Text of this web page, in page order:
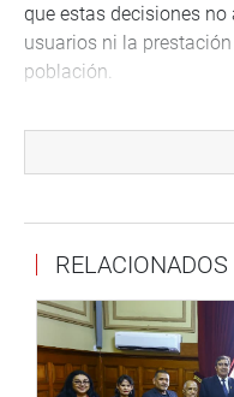
que estas decisiones
usuarios ni la
población.
fecha y hora de
comunicadas
Equidad remunerativa
Con 15 votos a favor, la
Contraloría aprobó -por
en el Proyecto de Ley
congresista Alex
plantea restablecer la
RELACIONADOS